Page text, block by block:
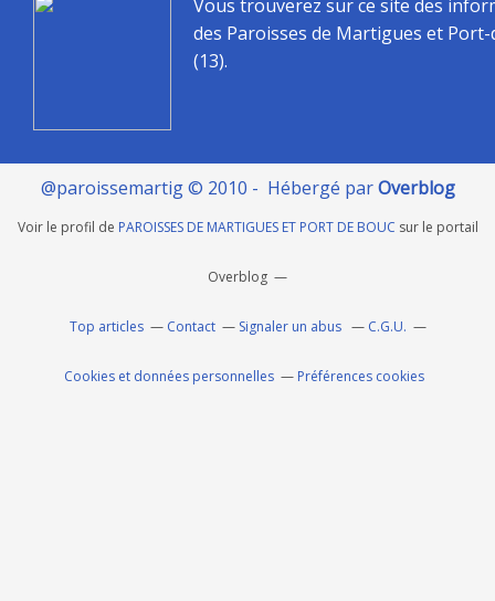
Vous trouverez sur ce site des
des Paroisses de Martigues et
(13).
@paroissemartig © 2010 - Hébergé parOverblog
Voir le profil de PAROISSES DE MARTIGUES ET PORT DE BOUC sur le portail
Overblog
Top articles Contact Signaler un abus C.G.U.
Cookies et données personnelles Préférences cookies